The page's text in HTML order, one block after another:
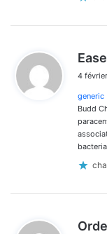
4
generic
Budd